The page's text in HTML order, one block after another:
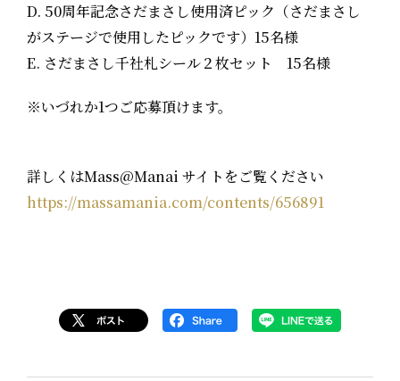
D. 50周年記念さだまさし使用済ピック（さだまさし
がステージで使用したピックです）15名様
E. さだまさし千社札シール２枚セット 15名様
※いづれか1つご応募頂けます。
詳しくはMass@Manai サイトをご覧ください
https://massamania.com/contents/656891